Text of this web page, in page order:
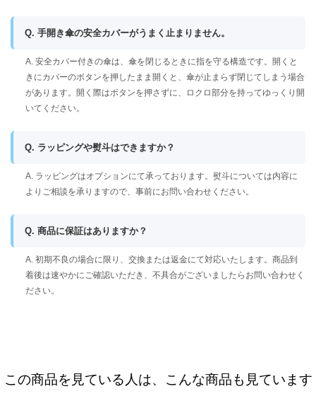
Q. 手開き傘の安全カバーがうまく止まりません。
A. 安全カバー付きの傘は、傘を閉じるときに指を守る構造です。開くと
きにカバーのボタンを押したまま開くと、傘が止まらず閉じてしまう場合
があります。開く際はボタンを押さずに、ロクロ部分を持ってゆっくり開
いてください。
Q. ラッピングや熨斗はできますか？
A. ラッピングはオプションにて承っております。熨斗については内容に
よりご相談を承りますので、事前にお問い合わせください。
Q. 商品に保証はありますか？
A. 初期不良の場合に限り、交換または返金にて対応いたします。商品到
着後は速やかにご確認いただき、不具合がございましたらお問い合わせく
ださい。
この商品を見ている人は、こんな商品も見ています